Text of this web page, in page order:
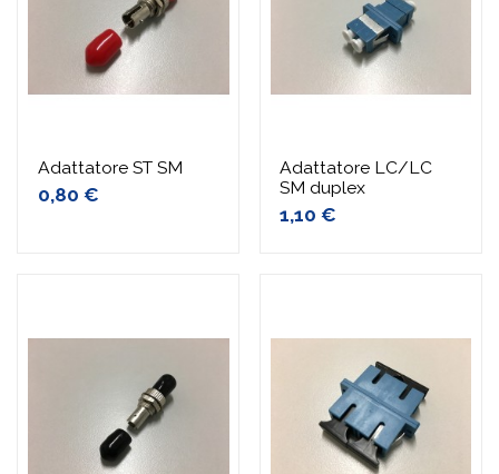
Adattatore ST SM
0,80 €
Adattatore LC/LC
SM duplex
1,10 €